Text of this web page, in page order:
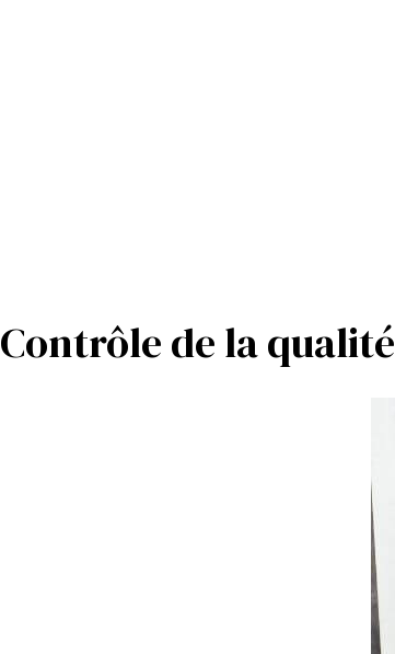
Contrôle de la qualité